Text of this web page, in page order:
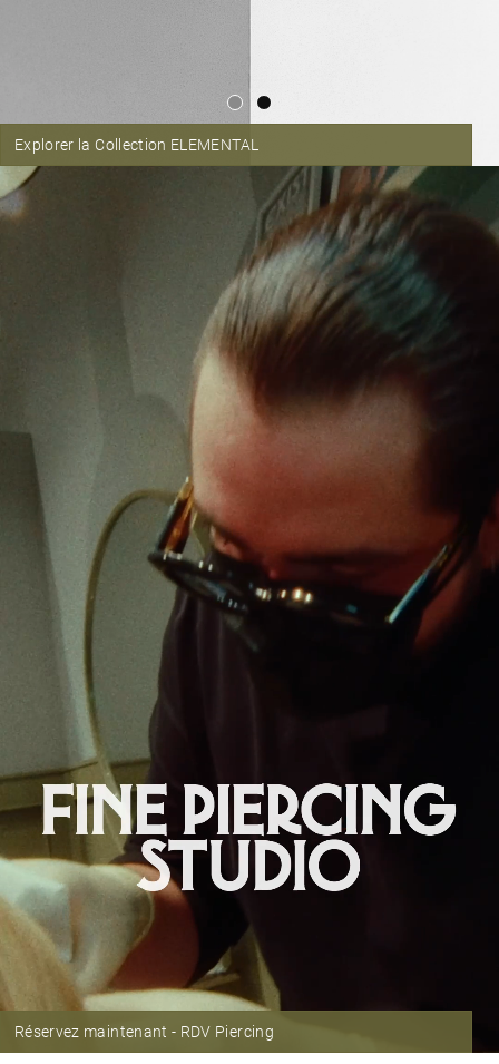
Explorer la Collection ELEMENTAL
Réservez maintenant - RDV Piercing